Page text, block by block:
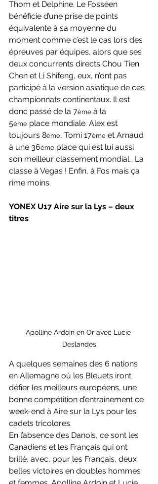
Thom et Delphine. Le Fosséen
bénéficie d’une prise de points
équivalente à sa moyenne du
moment comme c’est le cas lors des
épreuves par équipes, alors que ses
deux concurrents directs Chou Tien
Chen et Li Shifeng, eux, n’ont pas
participé à la version asiatique de ces
championnats continentaux. Il est
donc passé de la 7ème à la
5ème place mondiale. Alex est
toujours 8ème, Tomi 17ème et Arnaud
à une 36ème place qui est lui aussi
son meilleur classement mondial… La
classe à Vegas ! Enfin, à Fos mais ça
rime moins.
YONEX U17 Aire sur la Lys – deux
titres
Apolline Ardoin en Or avec Lucie
Deslandes
A quelques semaines des 6 nations
en Allemagne où les Bleuets iront
défier les meilleurs européens, une
bonne compétition d’entrainement ce
week-end à Aire sur la Lys pour les
cadets tricolores.
En l’absence des Danois, ce sont les
Canadiens et les Français qui ont
brillé, avec, pour les Français, deux
belles victoires en doubles hommes